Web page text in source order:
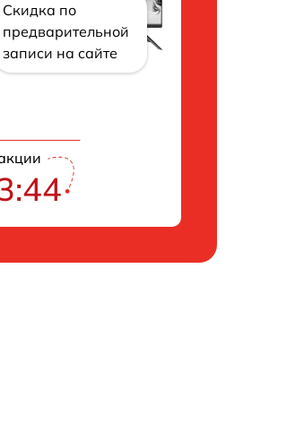
Скидка по
предварительной
записи на сайте